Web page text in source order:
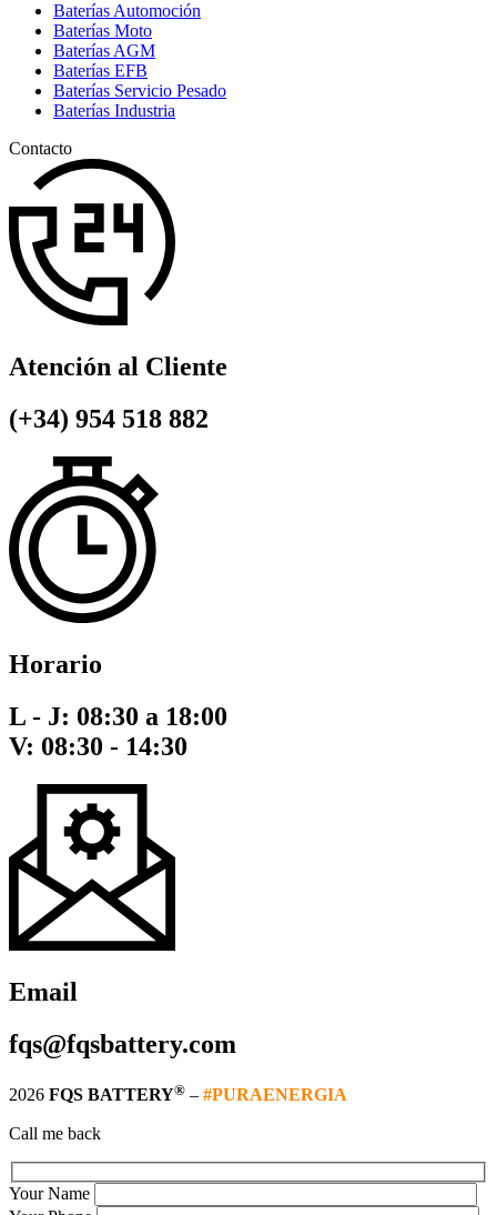
Baterías Automoción
Baterías Moto
Baterías AGM
Baterías EFB
Baterías Servicio Pesado
Baterías Industria
Contacto
Atención al Cliente
(+34) 954 518 882
Horario
L - J: 08:30 a 18:00
V: 08:30 - 14:30
Email
fqs@fqsbattery.com
2026 FQS BATTERY® – #PURAENERGIA
Call me back
Your Name